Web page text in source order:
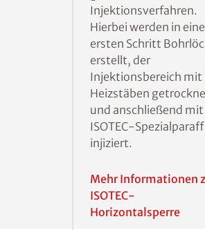
ISOTEC-
Außenabdichtung
Bei aufsteigender
Feuchtigkeit
Feuchtigkeit“) muss
hingegen eine
Horizontalsperre
errichtet werden, um
kein Wasser mehr von
unten in die
Baustoffporen der